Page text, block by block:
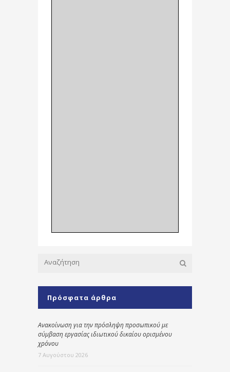
Πρόσφατα άρθρα
Ανακοίνωση για την πρόσληψη προσωπικού με
σύμβαση εργασίας ιδιωτικού δικαίου ορισμένου
χρόνου
7 Αυγούστου 2026